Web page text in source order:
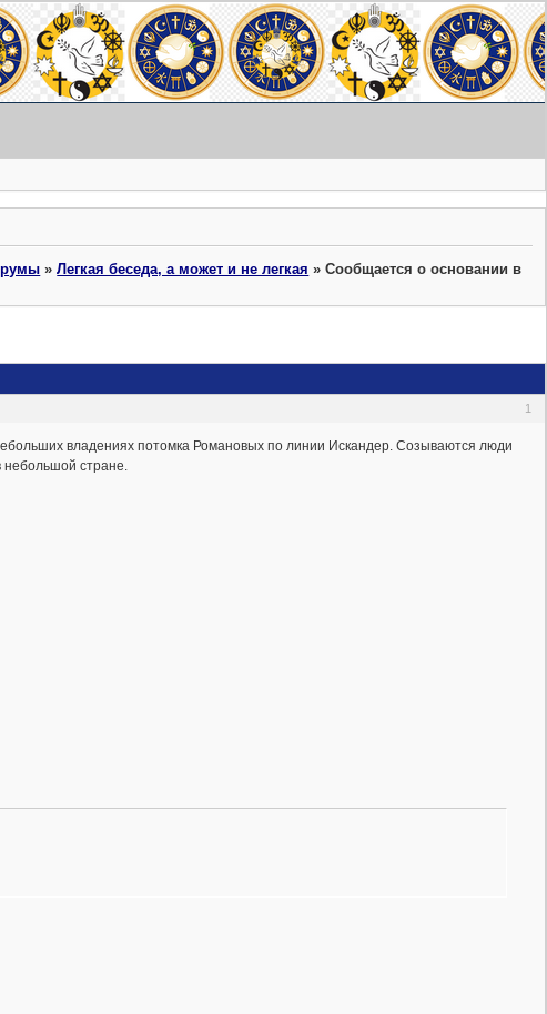
»Легкая беседа, а может и не легкая »Сообщается о основании в
1
владениях потомка Романовых по линии Искандер. Созываются люди
небольшой стране.